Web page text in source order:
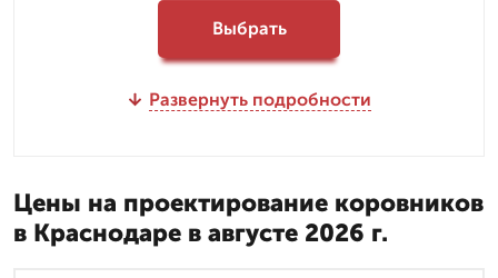
Выбрать
Развернуть подробности
Цены на проектирование коровников
в Краснодаре в августе 2026 г.